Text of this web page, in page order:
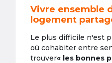
Vivre ensemble
logement
Le plus difficile n'est
où cohabiter entre
trouver« les bonnes